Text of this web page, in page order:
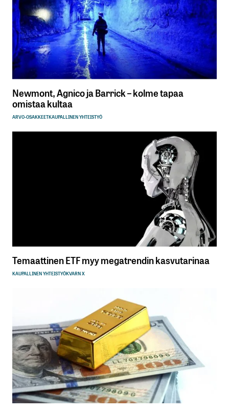
Newmont, Agnico ja Barrick – kolme tapaa
omistaa kultaa
ARVO-OSAKKEETKAUPALLINEN YHTEISTYÖ
Temaattinen ETF myy megatrendin kasvutarinaa
KAUPALLINEN YHTEISTYÖKVARN X